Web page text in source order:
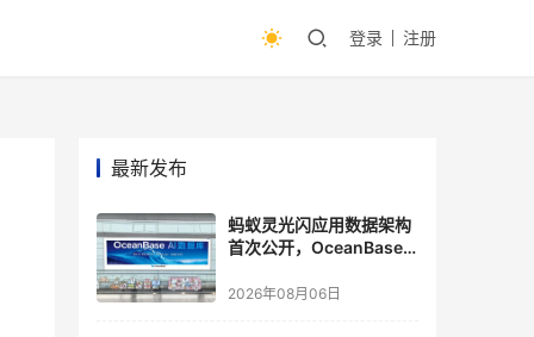
登录 注册
最新发布
蚂蚁灵光闪应用数据架构
首次公开，OceanBase
2026年08月06日